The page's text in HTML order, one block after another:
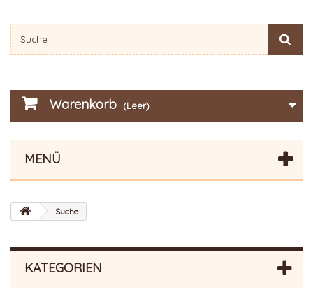
Warenkorb (Leer)
MENÜ
Suche
KATEGORIEN